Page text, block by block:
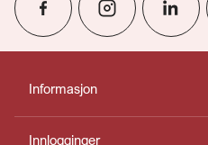
Informasjon
Innlogginger